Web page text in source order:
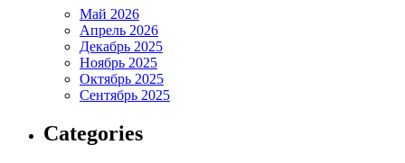
Май 2026
Апрель 2026
Декабрь 2025
Ноябрь 2025
Октябрь 2025
Сентябрь 2025
Categories